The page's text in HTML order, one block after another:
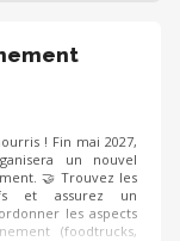
! Fin mai 2027,
un nouvel
🤝 Trouvez les
et assurez un
les aspects
(foodtrucks,